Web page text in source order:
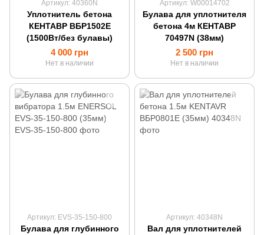
Артикул: 40360N
Уплотнитель бетона
КЕНТАВР ВБР1502Е
(1500Вт/без булавы)
4 000 грн
Нет в наличии
Артикул: W00014702
Булава для уплотнителя
бетона 4м КЕНТАВР
70497N (38мм)
2 500 грн
Нет в наличии
Артикул: EVS-35-150-800
Булава для глубинного
Артикул: 40348N
Вал для уплотнителей